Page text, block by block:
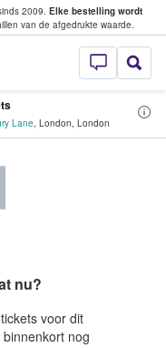
2009. Elke bestelling wordt
van de afgedrukte waarde.
StubHub: waar
Lane, London, London
nu?
voor dit
nog